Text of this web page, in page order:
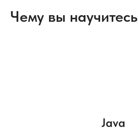
Чему вы научитесь
Java